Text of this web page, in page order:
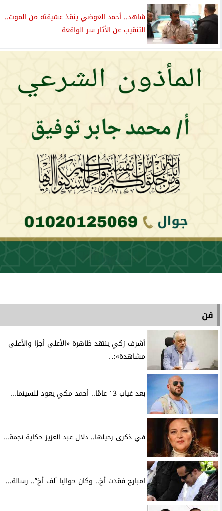
شاهد.. أحمد العوضي ينقذ عشيقته من الموت..
التنقيب عن الأثار سر الواقعة
فن
أشرف زكي ينتقد ظاهرة «الأعلى أجرًا والأعلى
مشاهدة»:...
بعد غياب 13 عامًا.. أحمد مكي يعود للسينما...
في ذكرى رحيلها.. دلال عبد العزيز حكاية نجمة...
امبارح فقدت أخ.. وكان حواليا ألف أخ”.. رسالة...